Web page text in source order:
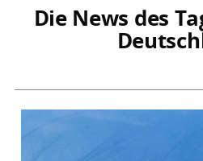
Die News des